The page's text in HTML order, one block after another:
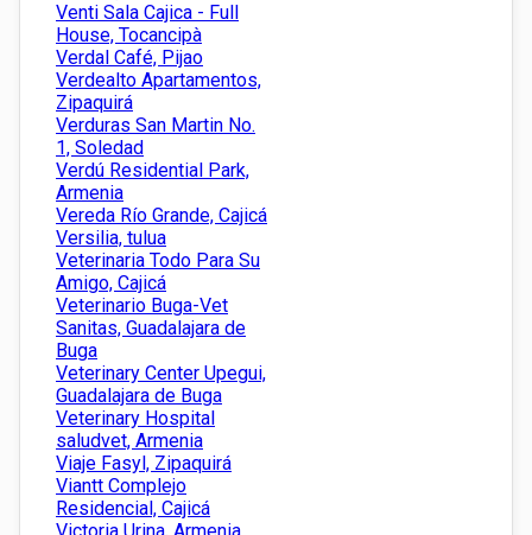
Venti Sala Cajica - Full
House, Tocancipà
Verdal Café, Pijao
Verdealto Apartamentos,
Zipaquirá
Verduras San Martin No.
1, Soledad
Verdú Residential Park,
Armenia
Vereda Río Grande, Cajicá
Versilia, tulua
Veterinaria Todo Para Su
Amigo, Cajicá
Veterinario Buga-Vet
Sanitas, Guadalajara de
Buga
Veterinary Center Upegui,
Guadalajara de Buga
Veterinary Hospital
saludvet, Armenia
Viaje Fasyl, Zipaquirá
Viantt Complejo
Residencial, Cajicá